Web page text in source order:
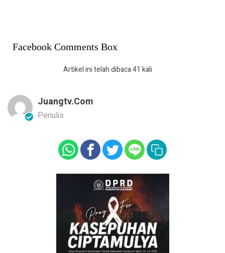
Facebook Comments Box
Artikel ini telah dibaca 41 kali
Juangtv.com
Penulis